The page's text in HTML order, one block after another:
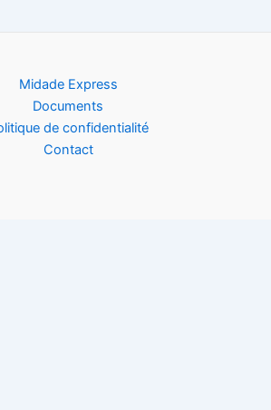
Midade Express
Documents
de confidentialité
Contact